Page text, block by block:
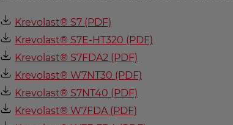
Krevolast® S7 (PDF)
Krevolast® S7E-HT320 (PDF)
Krevolast® S7FDA2 (PDF)
Krevolast® W7NT30 (PDF)
Krevolast® S7NT40 (PDF)
Krevolast® W7FDA (PDF)